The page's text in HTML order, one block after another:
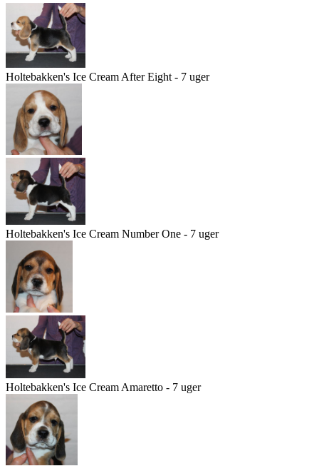
Holtebakken's Ice Cream After Eight - 7 uger
Holtebakken's Ice Cream Number One - 7 uger
Holtebakken's Ice Cream Amaretto - 7 uger